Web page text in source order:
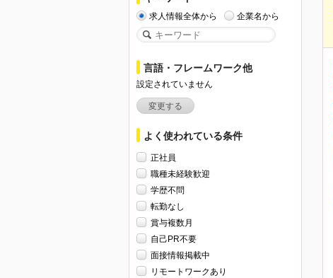
求人情報全体から 企業名から
言語・フレームワーク他
設定されていません
変更する
よく使われている条件
正社員
職種未経験歓迎
学歴不問
転勤なし
賞与複数月
自己PR不要
面接情報掲載中
リモートワークあり